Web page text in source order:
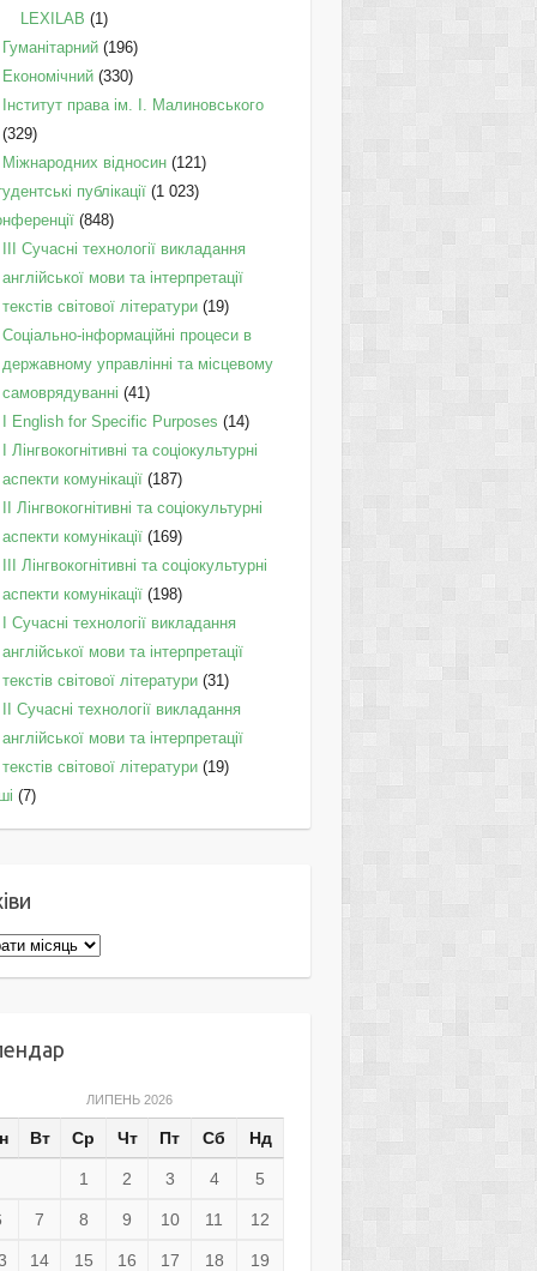
LEXILAB (1)
Гуманітарний(196)
Економічний(330)
Інститут права ім. І. Малиновського
(329)
Міжнародних відносин(121)
публікації(1 023)
(848)
III Сучасні технології викладання
англійської мови та інтерпретації
текстів світової літератури(19)
Соціально-інформаційні процеси в
державному управлінні та місцевому
самоврядуванні (41)
І English for Specific Purposes (14)
I Лінгвокогнітивні та соціокультурні
аспекти комунікації(187)
IІ Лінгвокогнітивні та соціокультурні
аспекти комунікації(169)
IІI Лінгвокогнітивні та соціокультурні
аспекти комунікації(198)
I Cучасні технології викладання
англійської мови та інтерпретації
текстів світової літератури(31)
II Cучасні технології викладання
англійської мови та інтерпретації
текстів світової літератури(19)
(7)
ЛИПЕНЬ 2026
Вт Ср Чт Пт Сб Нд
1 2 3 4 5
7 8 9 10 11 12
14 15 16 17 18 19